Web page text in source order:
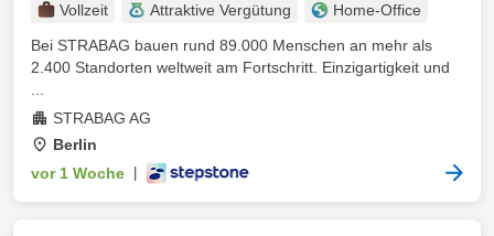
Vollzeit Attraktive Vergütung
Home-Office
Bei STRABAG bauen rund 89.000 Menschen an mehr als
2.400 Standorten weltweit am Fortschritt. Einzigartigkeit und
STRABAG AG
Berlin
vor 1 Woche